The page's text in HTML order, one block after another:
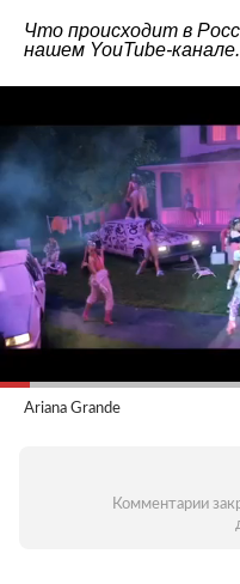
Что происходит в
нашем YouTube-канале
Ariana Grande
Комментарии